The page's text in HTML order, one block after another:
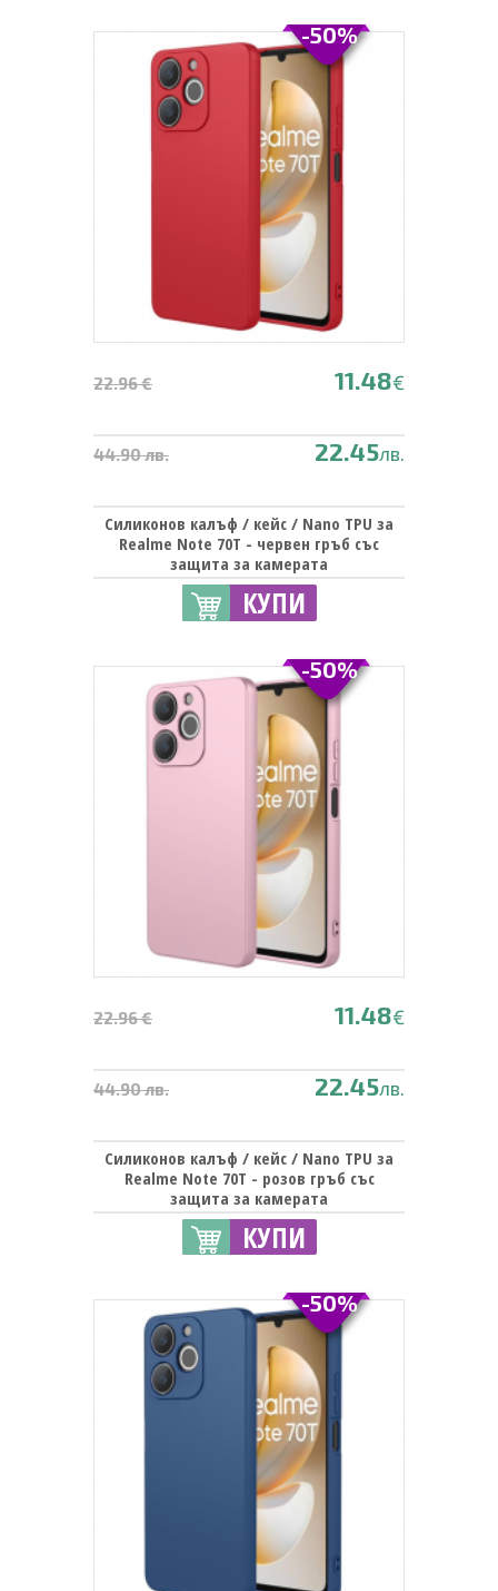
22.96 € 11.48€
44.90 лв. 22.45лв.
Силиконов калъф / кейс / Nano TPU за
Realme Note 70T - червен гръб със
защита за камерата
КУПИ
-50%
22.96 € 11.48€
44.90 лв. 22.45лв.
Силиконов калъф / кейс / Nano TPU за
Realme Note 70T - розов гръб със
защита за камерата
КУПИ
-50%
-50%